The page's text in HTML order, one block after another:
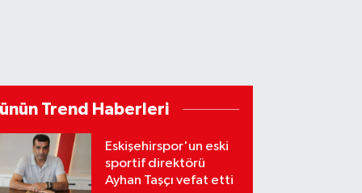
Trend Haberleri
Eskişehirspor'un eski
sportif direktörü
Ayhan Taşçı vefat etti